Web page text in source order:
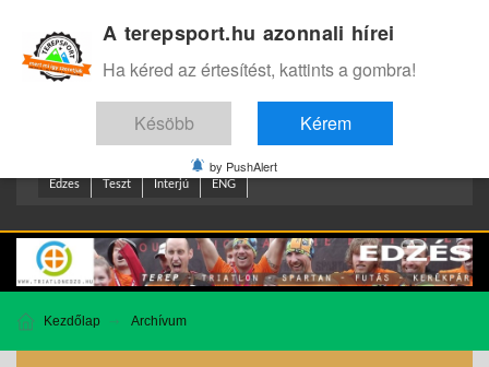
Edzes Teszt Interjú ENG
Kezdőlap Archívum
A terepsport.hu azonnali hírei
Ha kéred az értesítést, kattints a gombra!
Késöbb Kérem
by PushAlert